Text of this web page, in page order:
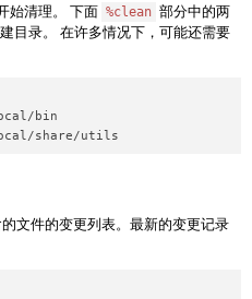
始清理。 下面 %clean 部分中的两
目录。 在许多情况下，可能还需要
bin
local/share/utils
文件的变更列表。最新的变更记录